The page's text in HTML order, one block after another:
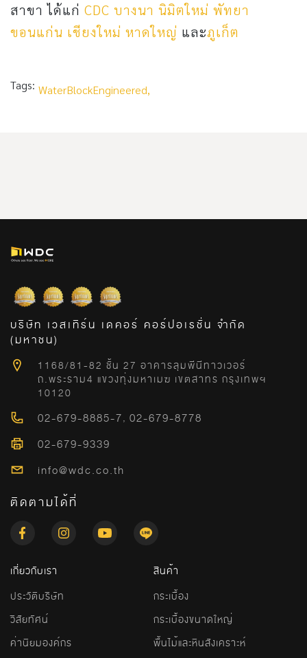
สาขา ได้แก่ CDC บางนา นิมิตใหม่ พัทยา
ขอนแก่น เชียงใหม่ หาดใหญ่ และภูเก็ต
Tags: WaterBlockEngineered,
บริษัท เวสเทิร์น เดคอร์ คอร์ปอเรชั่น จำกัด
(มหาชน)
1168/81-82 ชั้น 27 อาคารลุมพีนีทาวเวอร์
ถ.พระราม4 แขวงทุ่งมหาเมฆ เขตสาทร กรุงเทพฯ
10120
02-679-8885-7, 02-679-8778
02-679-9339
info@wdc.co.th
ติดตามได้ที่
เกี่ยวกับเรา
ประวัติบริษัท
วิสัยทัศน์
ค่านิยมองค์กร
สินค้า
กระเบื้อง
กระเบื้องขนาดใหญ่
พื้นไม้และหินสังเคราะห์